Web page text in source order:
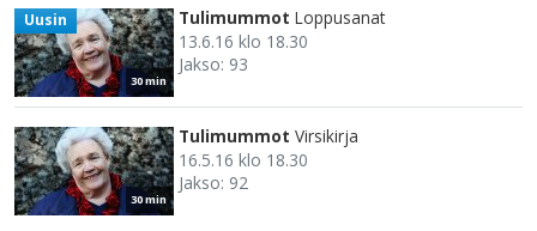
30 min
Uusin Tulimummot Loppusanat
13.6.16 klo 18.30
Jakso: 93
30 min
Tulimummot Virsikirja
16.5.16 klo 18.30
Jakso: 92